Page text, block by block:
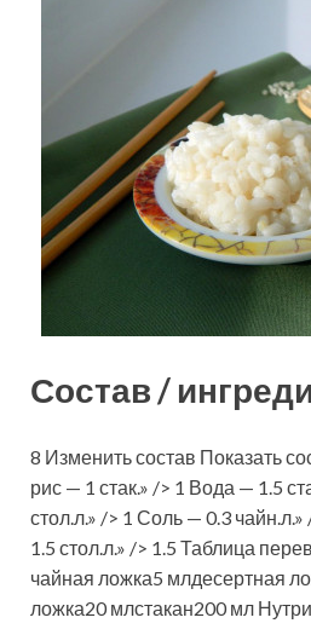
Состав /
8 Изменить состав Показать
рис — 1 стак.» /> 1 Вода — 1.5
стол.л.» /> 1 Соль — 0.3
1.5 стол.л.» /> 1.5 Таблица
чайная ложка5 млдесертная
ложка20 млстакан200 мл